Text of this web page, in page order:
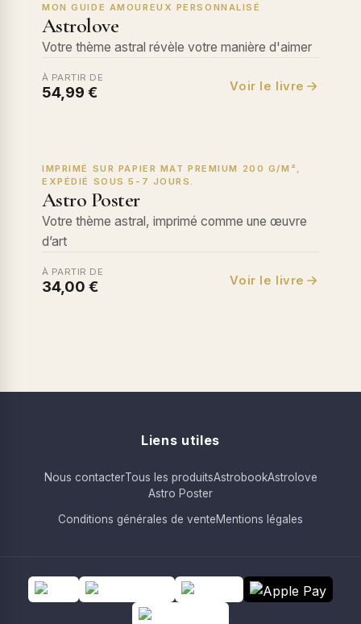
MON GUIDE AMOUREUX PERSONNALISÉ
Astrolove
Votre thème astral révèle votre manière d'aimer
À PARTIR DE
54,99 € Voir le livre
IMPRIMÉ SUR PAPIER MAT PREMIUM 200 G/M²,
EXPÉDIÉ SOUS 5-7 JOURS.
Astro Poster
Votre thème astral, imprimé comme une œuvre
d’art
À PARTIR DE
34,00 € Voir le livre
Liens utiles
Nous contacterTous les produitsAstrobookAstrolove
Astro Poster
Conditions générales de venteMentions légales